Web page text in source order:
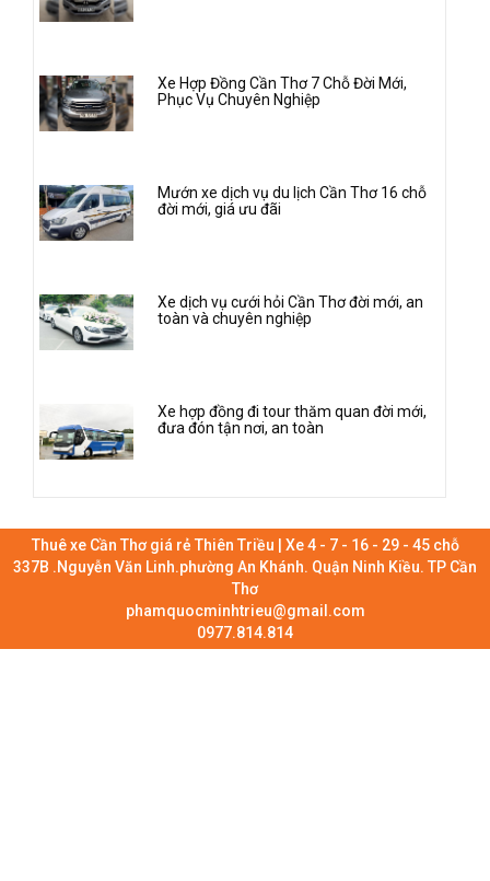
Xe Hợp Đồng Cần Thơ 7 Chỗ Đời Mới,
Phục Vụ Chuyên Nghiệp
Mướn xe dịch vụ du lịch Cần Thơ 16 chỗ
đời mới, giá ưu đãi
Xe dịch vụ cưới hỏi Cần Thơ đời mới, an
toàn và chuyên nghiệp
Xe hợp đồng đi tour thăm quan đời mới,
đưa đón tận nơi, an toàn
Thuê xe Cần Thơ giá rẻ Thiên Triều | Xe 4 - 7 - 16 - 29 - 45 chỗ
337B .Nguyễn Văn Linh.phường An Khánh. Quận Ninh Kiều. TP Cần
Thơ
phamquocminhtrieu@gmail.com
0977.814.814